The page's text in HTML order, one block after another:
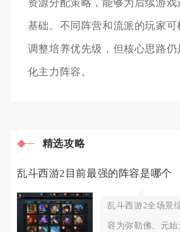
资源分配策略，能够为后续游戏
基础。不同阵营和流派的玩家
调整培养优先级，但核心思路仍
化主力阵容。
精选攻略
乱斗西游2目前最强的阵容是哪个
乱斗西游2全场景
容为弥勒佛、元始